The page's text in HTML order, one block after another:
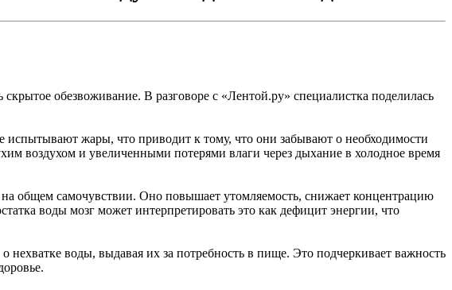
обезвоживание. В разговоре с «Лентой.ру» специалистка поделилась
жары, что приводит к тому, что они забывают о необходимости
воздухом и увеличенными потерями влаги через дыхание в холодное время
на общем самочувствии. Оно повышает утомляемость, снижает концентрацию
воды мозг может интерпретировать это как дефицит энергии, что
воды, выдавая их за потребность в пище. Это подчеркивает важность